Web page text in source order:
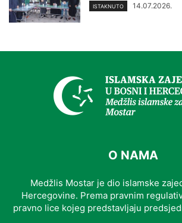
ISTAKNUTO 14.07.2026.
O NAMA
Medžlis Mostar je dio islamske
Hercegovine. Prema pravnim
pravno lice kojeg predstavljaju